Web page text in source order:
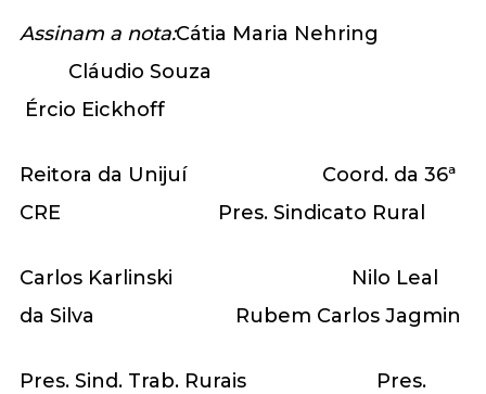
Assinam a nota:Cátia Maria Nehring
Cláudio Souza
Ércio Eickhoff
Reitora da Unijuí Coord. da 36ª
CRE Pres. Sindicato Rural
Carlos Karlinski Nilo Leal
da Silva Rubem Carlos Jagmin
Pres. Sind. Trab. Rurais Pres.